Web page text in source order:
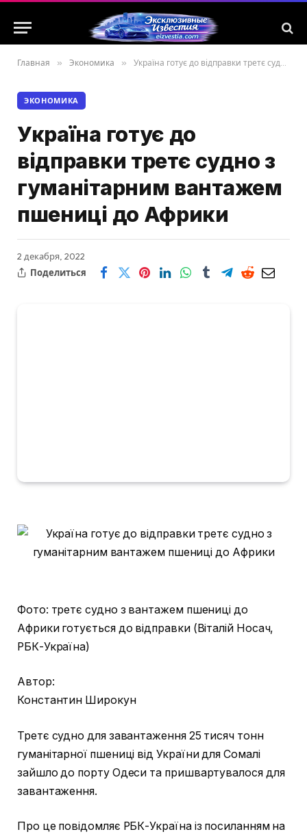
Главная » Экономика » Україна готує до відправки третє судно з гуманітарним вантажем пшениці до Африки
ЭКОНОМИКА
Україна готує до
відправки третє судно з
гуманітарним вантажем
пшениці до Африки
2 декабря, 2022
Поделиться
Фото: третє судно з вантажем пшениці до
Африки готується до відправки (Віталій Носач,
РБК-Україна)
Автор:
Константин Широкун
Третє судно для завантаження 25 тисяч тонн
гуманітарної пшениці від України для Сомалі
зайшло до порту Одеси та пришвартувалося для
завантаження.
Про це повідомляє РБК-Україна із посиланням на